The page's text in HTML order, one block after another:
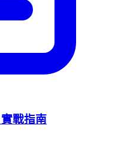
戰指南